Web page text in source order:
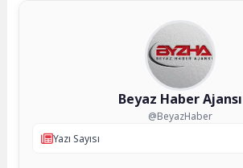
Beyaz Haber Ajansı
@BeyazHaber
Yazı Sayısı